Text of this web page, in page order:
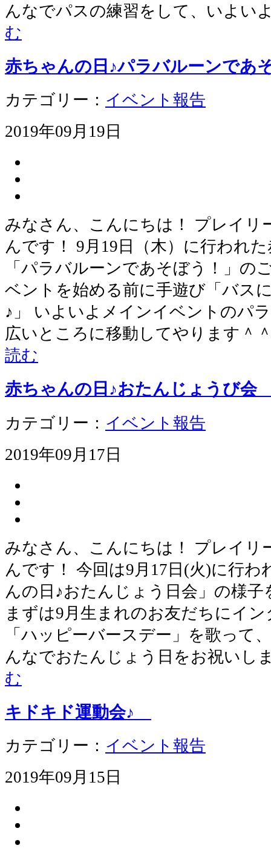
んなでパスの練習をして、いよい
む
赤ちゃんの日♪パラバルーンであ
カテゴリー： イベント報告
2019年09月19日
みなさん、こんにちは！ プレイリ
んです！ 9月19日（木）に行われ
「パラバルーンであそぼう！」の
ベントを始める前に手遊び「バス
♪」 いよいよメインイベントのパ
広いところに移動してやります＾
読む
赤ちゃんの日♪おたんじょうび
カテゴリー： イベント報告
2019年09月17日
みなさん、こんにちは！ プレイリ
んです！ 今回は9月17日(火)に行
んの日♪おたんじょう日会」の様
まずは9月生まれのお友だちにイ
「ハッピーバースデー」を歌って
んなでおたんじょう日をお祝いし
む
キドキド運動会♪
カテゴリー： イベント報告
2019年09月15日